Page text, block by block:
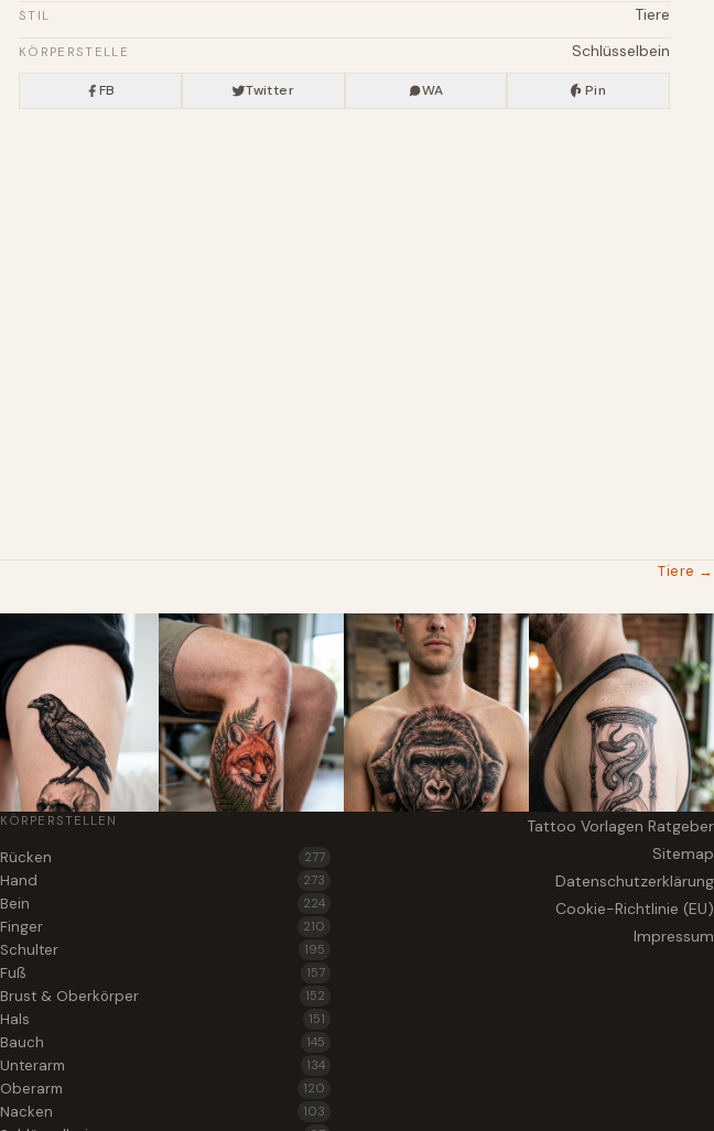
STIL Tiere
KÖRPERSTELLE Schlüsselbein
FB Twitter WA Pin
Tiere →
KÖRPERSTELLEN
Rücken 277
Hand 273
Bein 224
Finger 210
Schulter 195
Fuß 157
Brust & Oberkörper 152
Hals 151
Bauch 145
Unterarm 134
Oberarm 120
Nacken 103
Tattoo Vorlagen Ratgeber
Sitemap
Datenschutzerklärung
Cookie-Richtlinie (EU)
Impressum